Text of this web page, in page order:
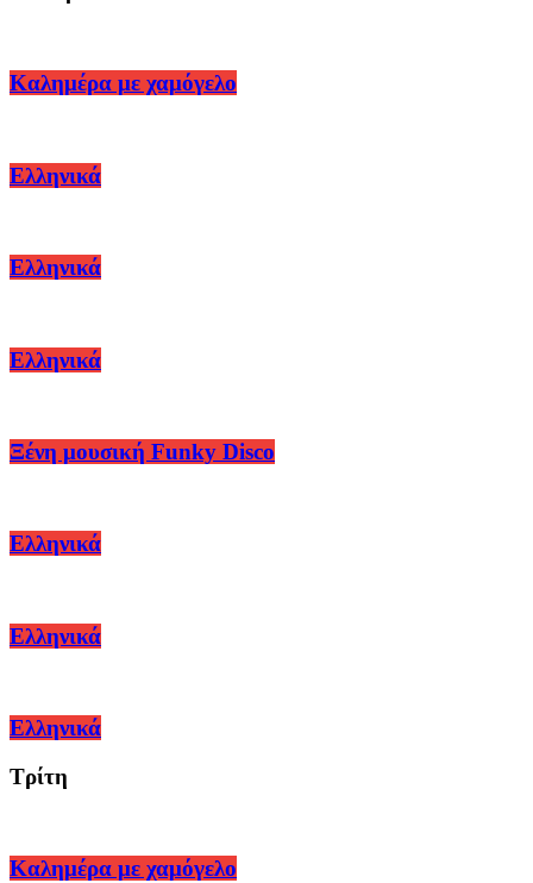
Καλημέρα με χαμόγελο
Ελληνικά
Ελληνικά
Ελληνικά
Ξένη μουσική Funky Disco
Ελληνικά
Ελληνικά
Ελληνικά
Τρίτη
Καλημέρα με χαμόγελο